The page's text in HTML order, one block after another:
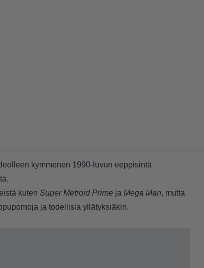
kymmenen 1990-luvun eeppisintä
kuten Super Metroid Prime ja Mega Man, mutta
ja todellisia yllätyksiäkin.